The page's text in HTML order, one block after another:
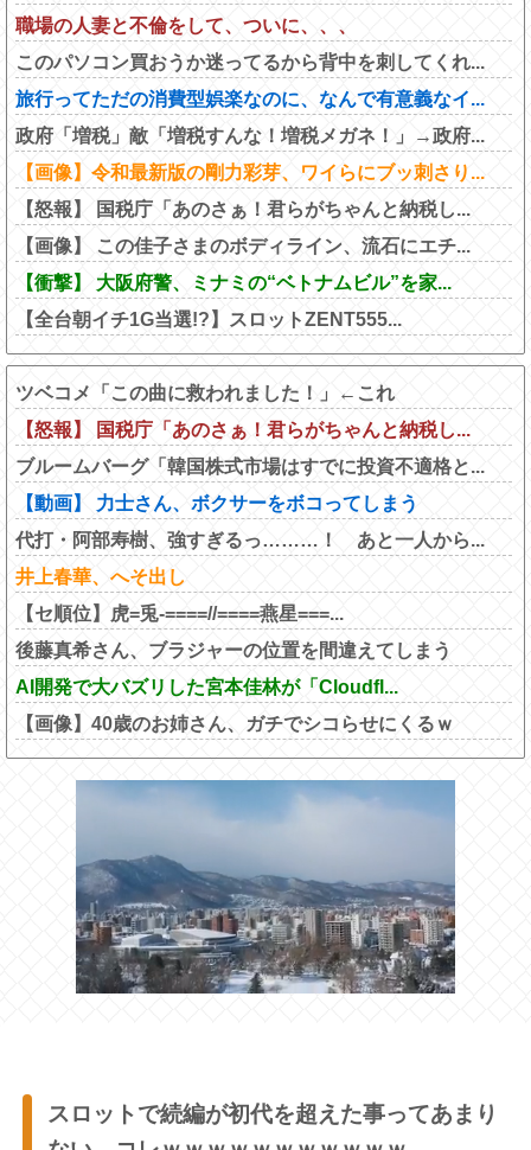
職場の人妻と不倫をして、ついに、、、
このパソコン買おうか迷ってるから背中を刺してくれ...
旅行ってただの消費型娯楽なのに、なんで有意義なイ...
政府「増税」敵「増税すんな！増税メガネ！」→政府...
【画像】令和最新版の剛力彩芽、ワイらにブッ刺さり...
【怒報】 国税庁「あのさぁ！君らがちゃんと納税し...
【画像】 この佳子さまのボディライン、流石にエチ...
【衝撃】 大阪府警、ミナミの“ベトナムビル”を家...
【全台朝イチ1G当選!?】スロットZENT555...
ツベコメ「この曲に救われました！」←これ
【怒報】 国税庁「あのさぁ！君らがちゃんと納税し...
ブルームバーグ「韓国株式市場はすでに投資不適格と...
【動画】 力士さん、ボクサーをボコってしまう
代打・阿部寿樹、強すぎるっ………！ あと一人から...
井上春華、へそ出し
【セ順位】虎=兎-====//====燕星===...
後藤真希さん、ブラジャーの位置を間違えてしまう
AI開発で大バズリした宮本佳林が「Cloudfl...
【画像】40歳のお姉さん、ガチでシコらせにくるｗ
スロットで続編が初代を超えた事ってあまり